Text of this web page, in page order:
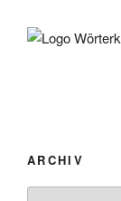
ARCHIV